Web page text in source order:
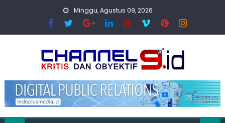
Minggu, Agustus 09, 2026